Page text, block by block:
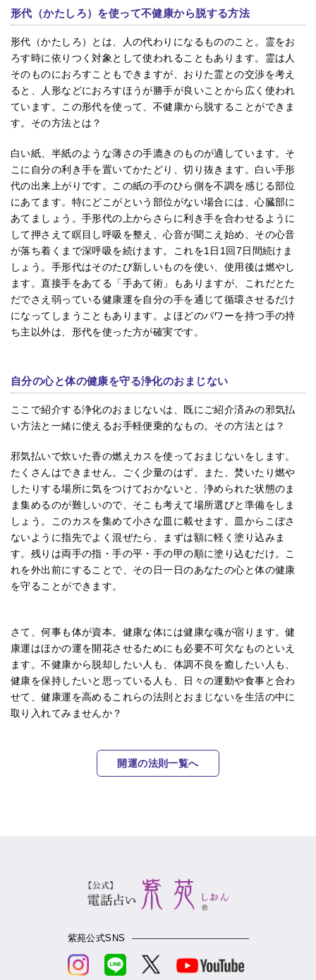
形代（かたしろ）を使って不健康から脱する方法
形代（かたしろ）とは、人の代わりになるもののこと。霊をお
ろす時に依りつく対象として使われることもあります。霊は人
そのものにおろすこともできますが、おりた霊との交渉を考え
ると、人形などにおろすほうが勝手が良いことから広く使われ
ています。この形代を使って、不健康から脱することができま
す。その方法とは？
白い紙、半紙のような薄さの手漉きのものが適しています。そ
こに自分の利き手を置いてかたどり、切り抜きます。白い手形
代の出来上がりです。この紙の手のひら側を不調を感じる部位
にあてます。特にどこがという部位がない場合には、心臓部に
あてましょう。手形代の上からさらに利き手を合わせるように
して押さえて瞑目し呼吸を整え、心音が聞こえ始め、その心音
が落ち着くまで深呼吸を続けます。これを1日1回7日間続けま
しょう。手形代はそのたび新しいものを使い、使用後は燃やし
ます。直接手をあてる「手あて術」もありますが、これだとた
だでさえ弱っている健康運を自分の手を通じて循環させるだけ
になってしまうこともあります。よほどのパワーを持つ手の持
ち主以外は、形代を使った方が確実です。
自分の心と体の健康を守る浄化のおまじない
ここで紹介する浄化のおまじないは、既にご紹介済みの邪気払
い方法と一緒に使えるお手軽便乗的なもの。その方法とは？
邪気払いで炊いた香の燃えカスを使っておまじないをします。
たくさんはできません。ごく少量のはず。また、焚いたり燃や
したりする場所に気をつけておかないと、浄められた状態のま
ま集めるのが難しいので、そこも考えて場所選びと準備をしま
しょう。このカスを集めて小さな皿に載せます。皿からこぼさ
ないように指先でよく混ぜたら、まずは額に軽く塗り込みま
す。残りは両手の指・手の平・手の甲の順に塗り込むだけ。こ
れを外出前にすることで、その日一日のあなたの心と体の健康
を守ることができます。
さて、何事も体が資本。健康な体には健康な魂が宿ります。健
康運はほかの運を開花させるためにも必要不可欠なものといえ
ます。不健康から脱却したい人も、体調不良を癒したい人も、
健康を保持したいと思っている人も、日々の運動や食事と合わ
せて、健康運を高めるこれらの法則とおまじないを生活の中に
取り入れてみませんか？
開運の法則一覧へ
紫苑公式SNS